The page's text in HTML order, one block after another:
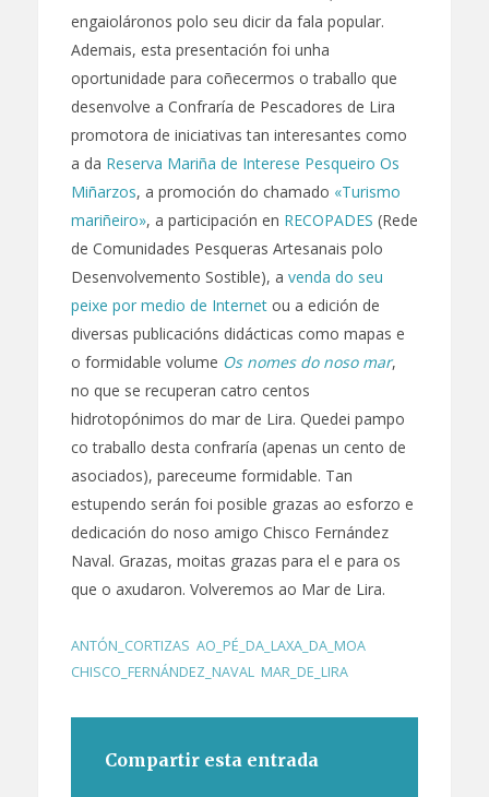
engaioláronos polo seu dicir da fala popular.
Ademais, esta presentación foi unha
oportunidade para coñecermos o traballo que
desenvolve a Confraría de Pescadores de Lira
promotora de iniciativas tan interesantes como
a da Reserva Mariña de Interese Pesqueiro Os
Miñarzos, a promoción do chamado «Turismo
mariñeiro», a participación en RECOPADES (Rede
de Comunidades Pesqueras Artesanais polo
Desenvolvemento Sostible), a venda do seu
peixe por medio de Internetou a edición de
diversas publicacións didácticas como mapas e
o formidable volume Os nomes do noso mar,
no que se recuperan catro centos
hidrotopónimos do mar de Lira. Quedei pampo
co traballo desta confraría (apenas un cento de
asociados), pareceume formidable. Tan
estupendo serán foi posible grazas ao esforzo e
dedicación do noso amigo Chisco Fernández
Naval. Grazas, moitas grazas para el e para os
que o axudaron. Volveremos ao Mar de Lira.
ANTÓN_CORTIZAS AO_PÉ_DA_LAXA_DA_MOA,
CHISCO_FERNÁNDEZ_NAVAL, MAR_DE_LIRA
Compartir esta entrada